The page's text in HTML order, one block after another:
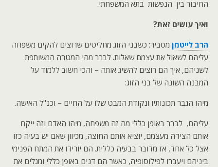
החיבור בין הנפשות בתא המשפחתי.
ואיך עושים זאת?
הרב לייטמן מסביר: כשבני הזוג מחליטים שרוצים להקים משפחה
עליהם לשאול את עצמם שאלות. לברר מהי המטרה המשותפת
לשניהם, איך הם רוצים להשיג אותה – והכי חשוב ללמוד על
המבנה השונה של בני הזוג:
מיהו הגבר תכונותיו ונקודת המבט שלו על החיים – וכנ"ל האישה.
עליהם, לברר באופן כללי מה זה משפחה, מיהו האדם וזה ייקח
אותם הצידה מעצמם, יוציא אותם החוצה, מכיוון שאם יש בעיה כזו
אצל כל אחד, אז מדובר בבעיה כללית. הם יורידו את המתח הפנימי
ביניהם ויעברו לפילוסופיה, כאשר הם דנים באופן כללי ומגלים את